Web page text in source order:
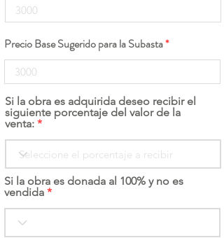
Precio Base Sugerido para la Subasta
Si la obra es adquirida deseo recibir el
siguiente porcentaje del valor de la
venta:
Si la obra es donada al 100% y no es
vendida